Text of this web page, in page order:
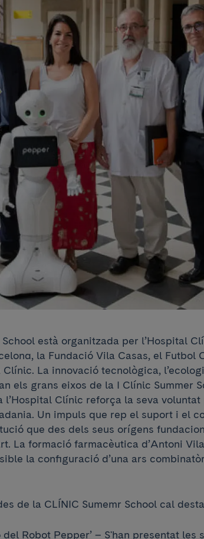
està organitzada per l’Hospital
la Fundació Vila Casas, el Futbol
La innovació tecnològica,
els grans eixos de la I Clínic Summer
l’Hospital Clínic reforça la seva
Un impuls que rep el suport i el
que des dels seus orígens
La formació farmacèutica d’Antoni
la configuració d’una ars
de la CLÍNIC Sumemr School cal
del Robot Pepper’ – S'han presentat les